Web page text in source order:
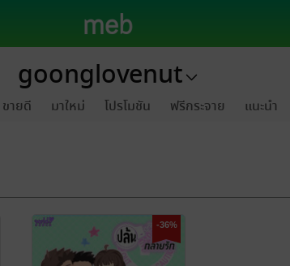
goonglovenut
ขายดี มาใหม่ โปรโมชัน ฟรีกระจาย แนะนำ
-36%